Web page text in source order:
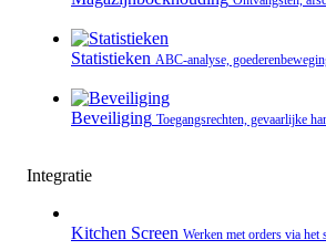
Statistieken ABC-analyse,
Beveiliging Toegangsrechten, gevaarlijke
Integratie
Kitchen Screen Werken met orders via het